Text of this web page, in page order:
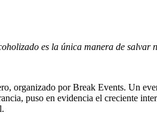
es la única manera de salvar
organizado por Break Events. Un
puso en evidencia el creciente